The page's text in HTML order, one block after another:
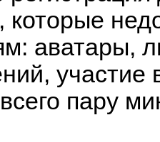
которые
аватары,
участие
пару